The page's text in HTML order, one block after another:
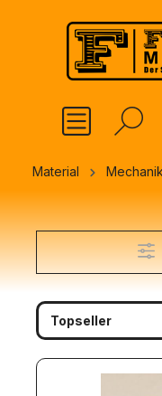
springen
Material Mechanik